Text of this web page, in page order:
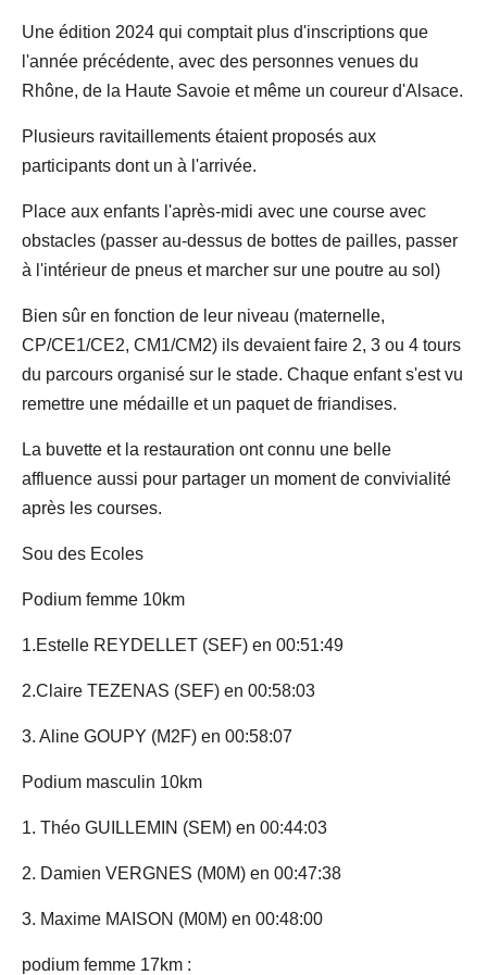
Une édition 2024 qui comptait plus d'inscriptions que
l'année précédente, avec des personnes venues du
Rhône, de la Haute Savoie et même un coureur d'Alsace.
Plusieurs ravitaillements étaient proposés aux
participants dont un à l'arrivée.
Place aux enfants l'après-midi avec une course avec
obstacles (passer au-dessus de bottes de pailles, passer
à l'intérieur de pneus et marcher sur une poutre au sol)
Bien sûr en fonction de leur niveau (maternelle,
CP/CE1/CE2, CM1/CM2) ils devaient faire 2, 3 ou 4 tours
du parcours organisé sur le stade. Chaque enfant s'est vu
remettre une médaille et un paquet de friandises.
La buvette et la restauration ont connu une belle
affluence aussi pour partager un moment de convivialité
après les courses.
Sou des Ecoles
Podium femme 10km
1.Estelle REYDELLET (SEF) en 00:51:49
2.Claire TEZENAS (SEF) en 00:58:03
3. Aline GOUPY (M2F) en 00:58:07
Podium masculin 10km
1. Théo GUILLEMIN (SEM) en 00:44:03
2. Damien VERGNES (M0M) en 00:47:38
3. Maxime MAISON (M0M) en 00:48:00
podium femme 17km :